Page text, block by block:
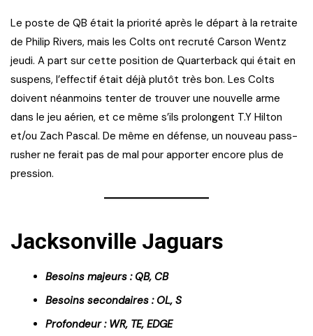
Le poste de QB était la priorité après le départ à la retraite
de Philip Rivers, mais les Colts ont recruté Carson Wentz
jeudi. A part sur cette position de Quarterback qui était en
suspens, l’effectif était déjà plutôt très bon. Les Colts
doivent néanmoins tenter de trouver une nouvelle arme
dans le jeu aérien, et ce même s’ils prolongent T.Y Hilton
et/ou Zach Pascal. De même en défense, un nouveau pass-
rusher ne ferait pas de mal pour apporter encore plus de
pression.
Jacksonville Jaguars
Besoins majeurs : QB, CB
Besoins secondaires : OL, S
Profondeur : WR, TE, EDGE